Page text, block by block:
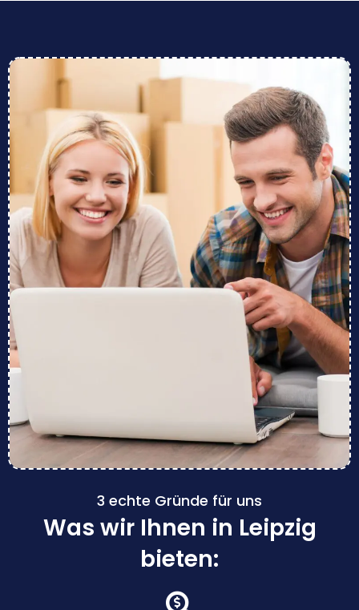
3 echte Gründe für uns
Was wir Ihnen in Leipzig
bieten: